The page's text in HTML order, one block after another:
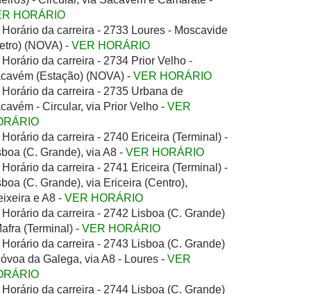
HORÁRIO
Horário da carreira - 2733 Loures - Moscavide
(NOVA) - VER HORÁRIO
Horário da carreira - 2734 Prior Velho -
(Estação) (NOVA) - VER HORÁRIO
Horário da carreira - 2735 Urbana de
- Circular, via Prior Velho - VER
Horário da carreira - 2740 Ericeira (Terminal) -
(C. Grande), via A8 - VER HORÁRIO
Horário da carreira - 2741 Ericeira (Terminal) -
(C. Grande), via Ericeira (Centro),
e A8 - VER HORÁRIO
Horário da carreira - 2742 Lisboa (C. Grande)
(Terminal) - VER HORÁRIO
Horário da carreira - 2743 Lisboa (C. Grande)
da Galega, via A8 - Loures - VER
Horário da carreira - 2744 Lisboa (C. Grande)